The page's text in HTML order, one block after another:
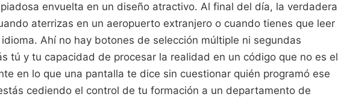
envuelta en un diseño atractivo. Al final del día, la verdadera
aterrizas en un aeropuerto extranjero o cuando tienes que leer
Ahí no hay botones de selección múltiple ni segundas
tú y tu capacidad de procesar la realidad en un código que no es el
en lo que una pantalla te dice sin cuestionar quién programó ese
cediendo el control de tu formación a un departamento de